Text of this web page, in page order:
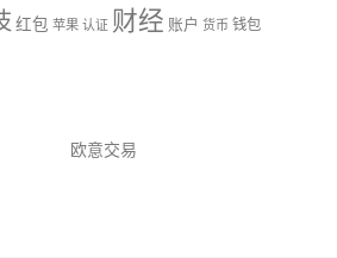
红包 苹果 认证 财经 账户 货币 钱包
欧意交易